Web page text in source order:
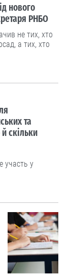
нового
РНБО
не тих, хто
а тих, хто
та
скільки
участь у